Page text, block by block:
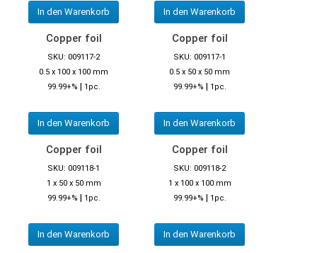
In den Warenkorb In den Warenkorb
Copper foil
SKU: 009117-2
0.5 x 100 x 100 mm
99.99+% | 1pc.
In den Warenkorb
Copper foil
SKU: 009117-1
0.5 x 50 x 50 mm
99.99+% | 1pc.
In den Warenkorb
Copper foil
SKU: 009118-1
1 x 50 x 50 mm
99.99+% | 1pc.
In den Warenkorb
Copper foil
SKU: 009118-2
1 x 100 x 100 mm
99.99+% | 1pc.
In den Warenkorb